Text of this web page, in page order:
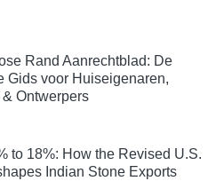
Rand Aanrechtblad: De
Gids voor Huiseigenaren,
Ontwerpers
to 18%: How the Revised U.S.
Indian Stone Exports